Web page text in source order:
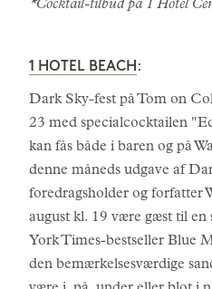
*Cocktail-tilbud på 1 Hotel
1 HOTEL BEACH:
Dark Sky-fest på Tom on
23 med specialcocktailen
kan fås både i baren og på
denne måneds udgave af
foredragsholder og forfatter
august kl. 19 være gæst til en
York Times-bestseller Blue
den bemærkelsesværdige